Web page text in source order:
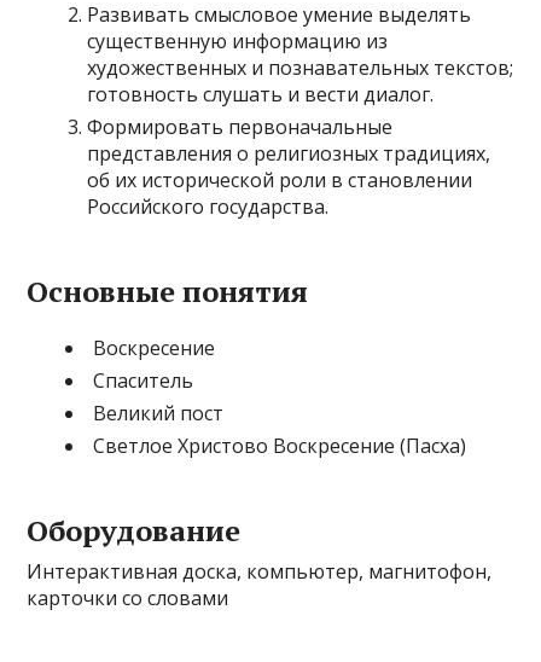
Развивать смысловое умение выделять
существенную информацию из
художественных и познавательных текстов;
готовность слушать и вести диалог.
Формировать первоначальные
представления о религиозных традициях,
об их исторической роли в становлении
Российского государства.
Основные понятия
Воскресение
Спаситель
Великий пост
Светлое Христово Воскресение (Пасха)
Оборудование
Интерактивная доска, компьютер, магнитофон,
карточки со словами